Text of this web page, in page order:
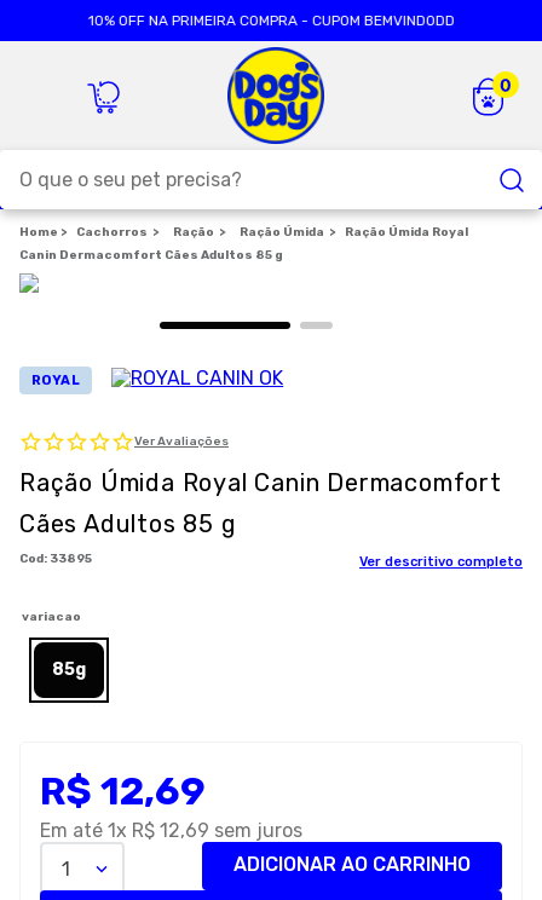
10% OFF NA PRIMEIRA COMPRA - CUPOM BEMVINDODD
Cachorros Ração Ração Úmida
Ração Úmida Royal
Canin Dermacomfort Cães Adultos 85 g
ROYAL
Ver Avaliações
Ração Úmida Royal Canin Dermacomfort
Cães Adultos 85 g
: 33895 Ver descritivo completo
variacao
85g
R$ 12,69
Em até 1x R$ 12,69 sem juros
1
ADICIONAR AO CARRINHO
TERMOS MAIS BUSCADOS
5º
formula natural
6º
areia
7º
petisco caes